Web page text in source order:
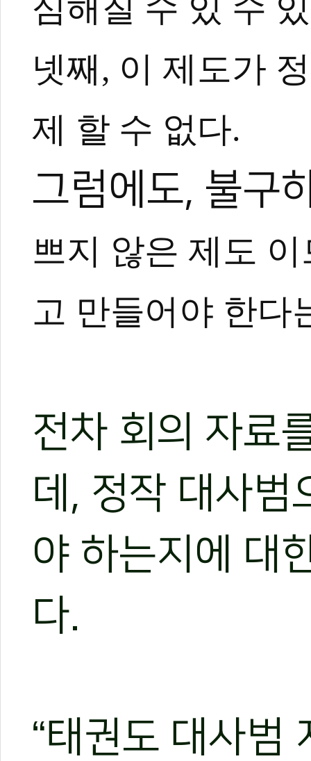
심해질 수 있 수
넷째, 이 제도가
제 할 수 없다.
그럼에도, 불구
쁘지 않은 제도
고 만들어야 한다
전차 회의 자료
데, 정작 대사범
야 하는지에 대
다.
“태권도 대사범
#국기원 #대한태권도협회 #경희대학교
#세계태권도연맹